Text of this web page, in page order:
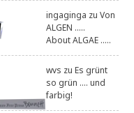
ingaginga zuVon
ALGEN .....
About ALGAE .....
wvs zuEs grünt
so grün .... und
farbig!